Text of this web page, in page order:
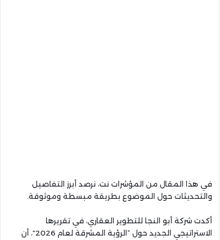
في هذا المقال من المؤشرات نت، نرصد أبرز التفاصيل
والتحديثات حول الموضوع بطريقة مبسطة وموثوقة.
أكدت شركة أبو النجا للتطوير العقاري، في تقريرها
الاستراتيجي الجديد حول “الرؤية المشرقة لعام 2026″، أن